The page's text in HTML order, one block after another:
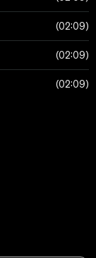
02:09
02:09
02:09